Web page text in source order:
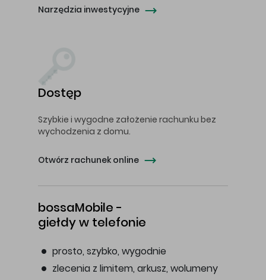
Narzędzia inwestycyjne
Dostęp
Szybkie i wygodne założenie rachunku bez
wychodzenia z domu.
Otwórz rachunek online
bossaMobile -
giełdy w telefonie
prosto, szybko, wygodnie
zlecenia z limitem, arkusz, wolumeny